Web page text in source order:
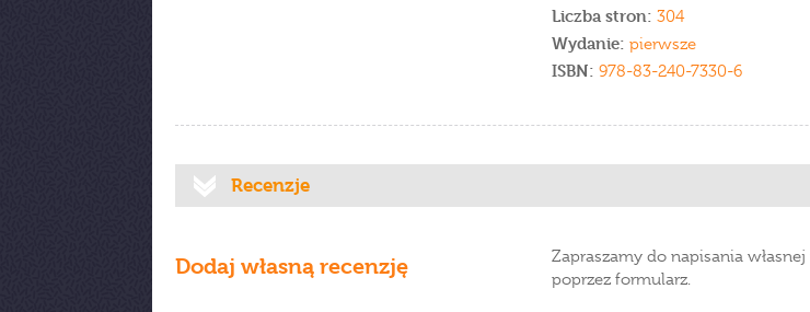
Liczba stron: 304
Wydanie: pierwsze
ISBN: 978-83-240-7330-6
Recenzje
Dodaj własną recenzję
Zapraszamy do napisania
poprzez formularz.